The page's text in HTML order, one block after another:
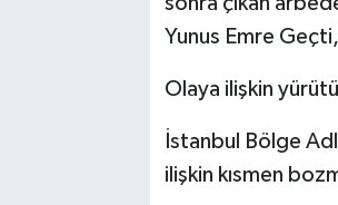
Yunus Emre Geçti,
Olaya ilişkin
İstanbul Bölge
ilişkin kısmen